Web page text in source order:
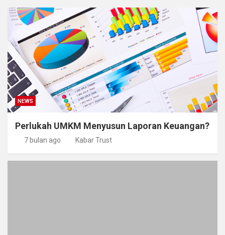
NEWS
Perlukah UMKM Menyusun Laporan Keuangan?
7 bulan ago Kabar Trust